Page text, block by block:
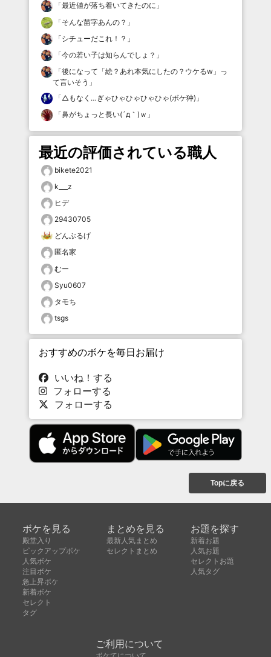
「最近値が落ち着いてきたのに 」
「そんな苗字あんの？ 」
「シチューだこれ！？ 」
「今の若い子は知らんでしょ？ 」
「後になって「絵？あれ本気にしたの？ウケるw」っ
て言いそう 」
「△もなく…ぎゃひゃひゃひゃひゃ(ボケ狆) 」
「鼻がちょっと長い(´д｀)ｗ 」
最近の評価されている職人
bikete2021
k___z
ヒデ
29430705
どんぶるげ
匿名家
むー
Syu0607
タモち
tsgs
おすすめのボケを毎日お届け
いいね！する
フォローする
フォローする
Topに戻る
ボケを見る
殿堂入り
ピックアップボケ
人気ボケ
注目ボケ
急上昇ボケ
新着ボケ
セレクト
タグ
まとめを見る
最新人気まとめ
セレクトまとめ
お題を探す
新着お題
人気お題
セレクトお題
人気タグ
ご利用について